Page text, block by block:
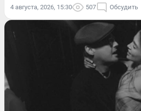
4 августа, 2026, 15:30 507 Обсудить